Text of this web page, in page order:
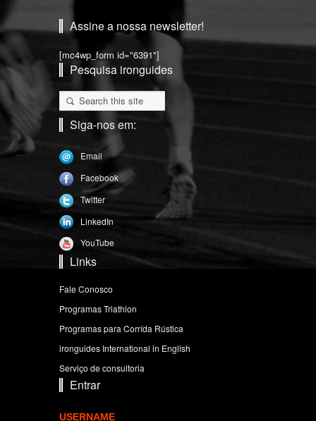
Assine a nossa newsletter!
[mc4wp_form id="6391"]
Pesquisa ironguides
Siga-nos em:
Email
Facebook
Twitter
LinkedIn
YouTube
Links
Fale Conosco
Programas Triathlon
Programas para Corrída Rústica
ironguides International in English
Serviço de consultoria
Entrar
USERNAME